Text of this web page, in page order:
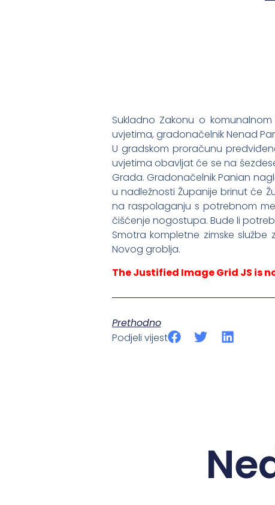
Sukladno Zakonu o
uvjetima, gradonačelnik Nenad
U gradskom proračunu
uvjetima obavljat će se na
Grada. Gradonačelnik Panian
u nadležnosti Županije brinut će
na raspolaganju s potrebnom
čišćenje nogostupa. Bude li
Smotra kompletne zimske
Novog groblja.
The Justified Image Grid JS is
Prethodno
Podjeli vijest